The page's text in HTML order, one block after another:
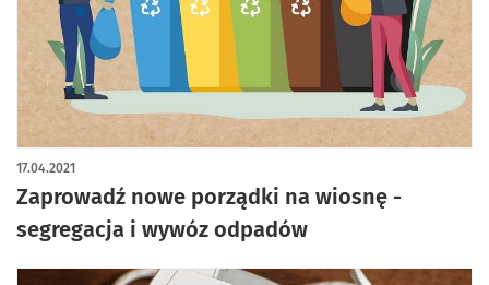
Zaprowadź nowe porządki na wiosnę -
segregacja i wywóz odpadów
17.04.2021